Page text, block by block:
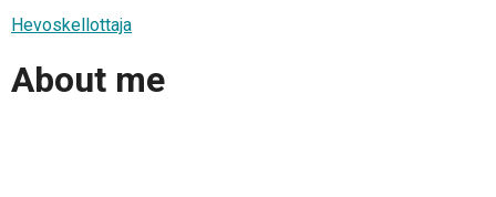
Hevoskellottaja
About me